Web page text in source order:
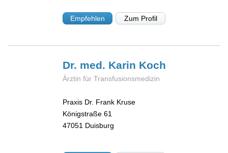
Empfehlen Zum Profil
Dr. med. Karin Koch
Ärztin für Transfusionsmedizin
Praxis Dr. Frank Kruse
Königstraße 61
47051 Duisburg